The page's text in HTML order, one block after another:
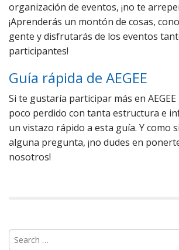
organización de eventos, ¡no te
¡Aprenderás un montón de cosas,
gente y disfrutarás de los eventos
participantes!
Guía rápida de AEGEE
Si te gustaría participar más en
poco perdido con tanta estructura e
un vistazo rápido a esta guía. Y como
alguna pregunta, ¡no dudes en
nosotros!
S